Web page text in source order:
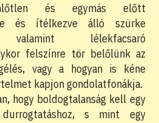
és egymás előtt
és ítélkezve álló szürke
valamint lélekfacsaró
felszínre tör belőlünk az
vagy a hogyan is kéne
kapjon gondolatfonákja.
hogy boldogtalanság kell egy
s mint egy